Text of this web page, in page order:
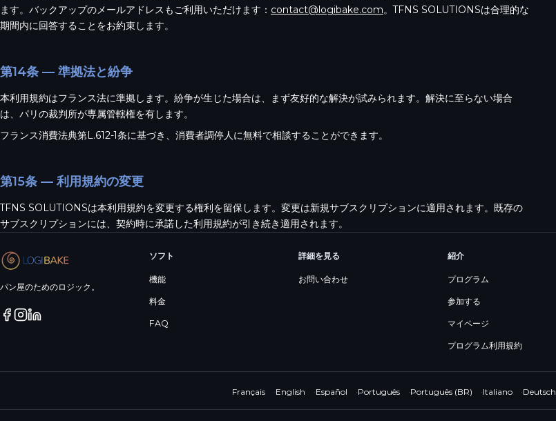
ます。バックアップのメールアドレスもご利用いただけます： contact@logibake.com。TFNS SOLUTIONSは合理的な
期間内に回答することをお約束します。
第14条 — 準拠法と紛争
本利用規約はフランス法に準拠します。紛争が生じた場合は、まず友好的な解決が試みられます。解決に至らない場合
は、パリの裁判所が専属管轄権を有します。
フランス消費法典第L.612-1条に基づき、消費者調停人に無料で相談することができます。
第15条 — 利用規約の変更
TFNS SOLUTIONSは本利用規約を変更する権利を留保します。変更は新規サブスクリプションに適用されます。既存の
サブスクリプションには、契約時に承諾した利用規約が引き続き適用されます。
パン屋のためのロジック。
ソフト
機能
料金
FAQ
詳細を見る
お問い合わせ
紹介
プログラム
参加する
マイページ
プログラム利用規約
Français ·English ·Español ·Português ·Português (BR) ·Italiano ·Deutsch